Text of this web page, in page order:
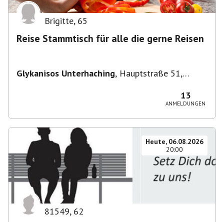
Brigitte, 65
Reise Stammtisch für alle die gerne Reisen
Glykanisos Unterhaching, Hauptstraße 51,
13
ANMELDUNGEN
Heute, 06.08.2026
20:00
81549, 62